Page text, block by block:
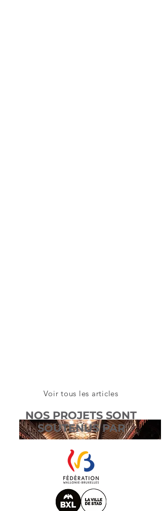
Voir tous les articles
NOS PROJETS SONT
SOUTENUS PAR